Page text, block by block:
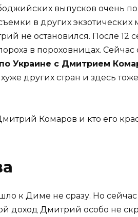
выпусков очень
в других экзотических
не остановился. После 12
в пороховницах. Сейчас
Украине с Дмитрием
других стран и здесь
к Диме не сразу. Но
доход Дмитрий особо не